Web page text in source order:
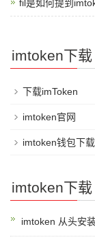
fil是如何提到
imtoken下载
下载imToken
imtoken官网
imtoken钱包下载
imtoken下载
imtoken 从头安